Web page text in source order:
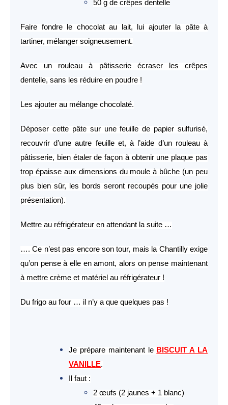
50 g de crêpes dentelle
Faire fondre le chocolat au lait, lui ajouter la pâte à
tartiner, mélanger soigneusement.
Avec un rouleau à pâtisserie écraser les crêpes
dentelle, sans les réduire en poudre !
Les ajouter au mélange chocolaté.
Déposer cette pâte sur une feuille de papier sulfurisé,
recouvrir d’une autre feuille et, à l’aide d’un rouleau à
pâtisserie, bien étaler de façon à obtenir une plaque pas
trop épaisse aux dimensions du moule à bûche (un peu
plus bien sûr, les bords seront recoupés pour une jolie
présentation).
Mettre au réfrigérateur en attendant la suite …
…. Ce n’est pas encore son tour, mais la Chantilly exige
qu’on pense à elle en amont, alors on pense maintenant
à mettre crème et matériel au réfrigérateur !
Du frigo au four … il n’y a que quelques pas !
Je prépare maintenant le BISCUIT A LA
VANILLE.
Il faut :
2 œufs (2 jaunes + 1 blanc)